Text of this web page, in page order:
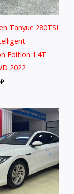
Tanyue 280TSI
Edition 1.4T
2022
₽